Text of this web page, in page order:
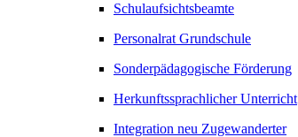
Schulaufsichtsbeamte
Personalrat Grundschule
Sonderpädagogische Förderung
Herkunftssprachlicher Unterricht
Integration neu Zugewanderter